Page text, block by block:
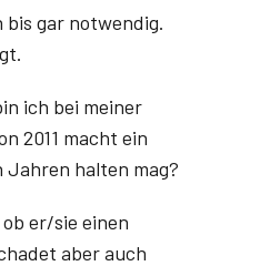
gar notwendig.
ich bei meiner
2011 macht ein
Jahren halten mag?
er/sie einen
aber auch